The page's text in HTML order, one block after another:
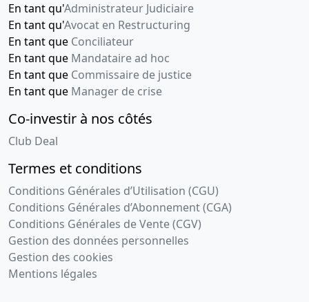
En tant qu'Administrateur Judiciaire
En tant qu'Avocat en Restructuring
En tant que Conciliateur
En tant que Mandataire ad hoc
En tant que Commissaire de justice
En tant que Manager de crise
Co-investir à nos côtés
Club Deal
Termes et conditions
Conditions Générales d’Utilisation (CGU)
Conditions Générales d’Abonnement (CGA)
Conditions Générales de Vente (CGV)
Gestion des données personnelles
Gestion des cookies
Mentions légales